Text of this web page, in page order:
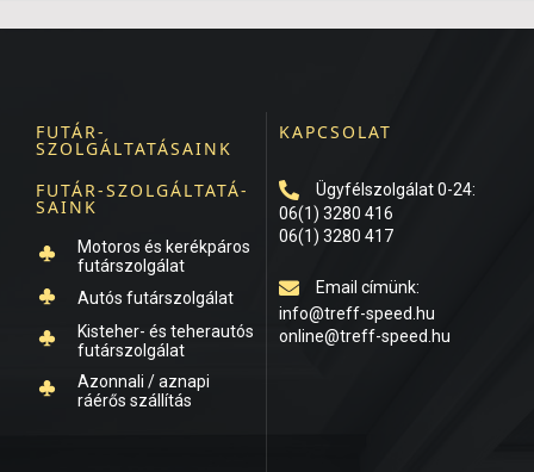
FUTÁR-
SZOLGÁLTATÁSAINK
FUTÁR-SZOLGÁLTATÁ-
SAINK
Motoros és kerékpáros
futárszolgálat
from the Noun Project
Autós futárszolgálat
Kisteher- és teherautós
futárszolgálat
Azonnali / aznapi
ráérős szállítás
KAPCSOLAT
Ügyfélszolgálat 0-24:
06(1) 3280 416
06(1) 3280 417
Email címünk:
info@treff-speed.hu
online@treff-speed.hu